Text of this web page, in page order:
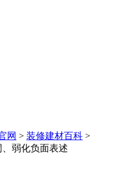
网 > 装修建材百科 >
弱化负面表述